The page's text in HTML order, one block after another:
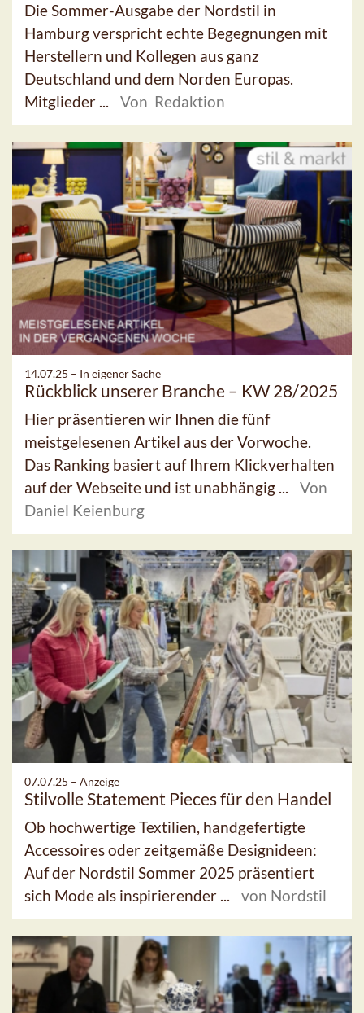
Die Sommer-Ausgabe der Nordstil in
Hamburg verspricht echte Begegnungen mit
Herstellern und Kollegen aus ganz
Deutschland und dem Norden Europas.
Mitglieder ...
Von Redaktion
14.07.25 – In eigener Sache
Rückblick unserer Branche – KW 28/2025
Hier präsentieren wir Ihnen die fünf
meistgelesenen Artikel aus der Vorwoche.
Das Ranking basiert auf Ihrem Klickverhalten
auf der Webseite und ist unabhängig ...
Von
Daniel Keienburg
07.07.25 – Anzeige
Stilvolle Statement Pieces für den Handel
Ob hochwertige Textilien, handgefertigte
Accessoires oder zeitgemäße Designideen:
Auf der Nordstil Sommer 2025 präsentiert
sich Mode als inspirierender ...
von Nordstil